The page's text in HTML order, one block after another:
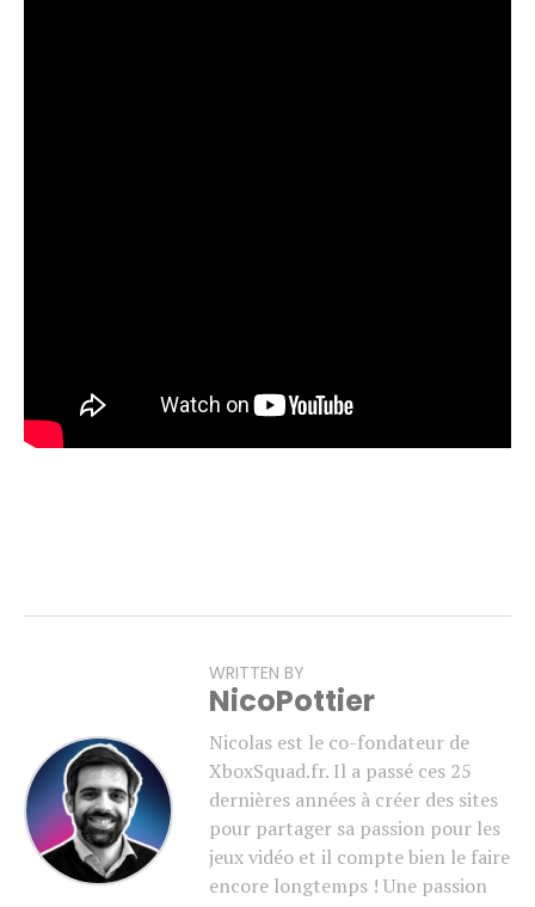
WRITTEN BY
NicoPottier
Nicolas est le co-fondateur de
XboxSquad.fr. Il a passé ces 25
dernières années à créer des sites
pour partager sa passion pour les
jeux vidéo et il compte bien le faire
encore longtemps ! Une passion